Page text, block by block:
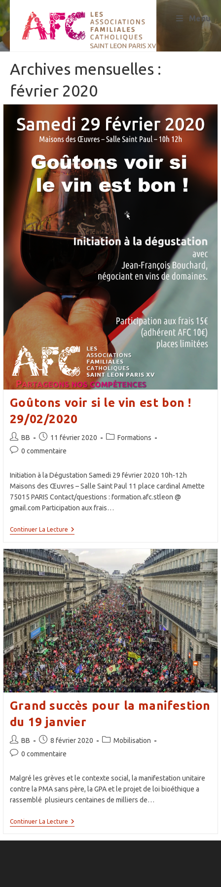
Skip
to
content
Menu
Archives mensuelles :
février 2020
Goûtons voir si le vin est bon !
29/02/2020
Auteur/autrice
de
BB
Publication
publiée :
11 février 2020
PostFormations
Commentaires
la
publication :
0 commentaire
Initiation à la Dégustation Samedi 29 février 2020 10h-12h
Maisons des Œuvres – Salle Saint Paul 11 place cardinal Amette
75015 PARIS Contact/questions : formation.afc.stleon @
gmail.com Participation aux frais…
Continuer La LectureGoûtons
Le
Vin
Est
Bon
!
29/02/2020
Grand succès pour la manifestion
du 19 janvier
Auteur/autrice
de
BB
Publication
publiée :
8 février 2020
PostMobilisation
Commentaires
publication :
0 commentaire
Malgré les grèves et le contexte social, la manifestation unitaire
contre la PMA sans père, la GPA et le projet de loi bioéthique a
rassemblé plusieurs centaines de milliers de…
Continuer La LectureGrand